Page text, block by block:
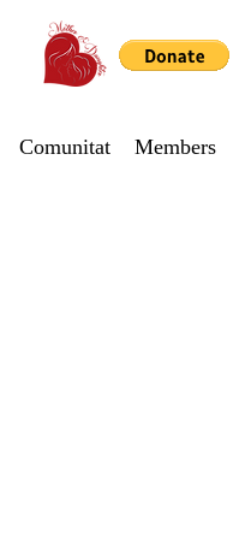
Comunitat Members